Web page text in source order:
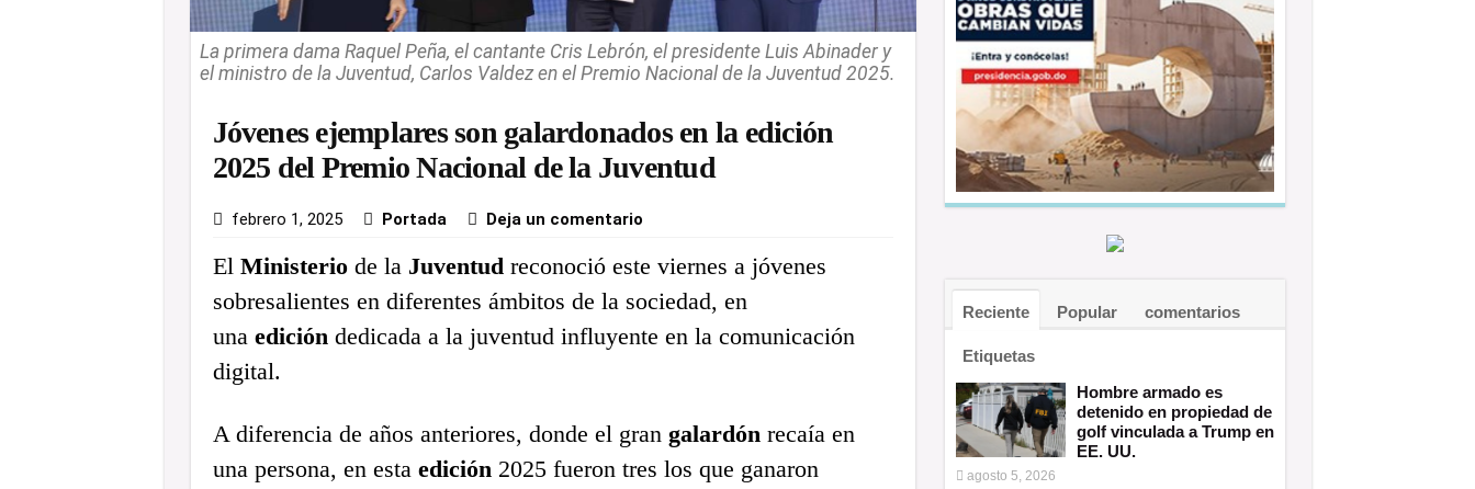
La primera dama Raquel Peña, el cantante Cris Lebrón, el presidente Luis Abinader y
el ministro de la Juventud, Carlos Valdez en el Premio Nacional de la Juventud 2025.
Jóvenes ejemplares son galardonados en la edición
2025 del Premio Nacional de la Juventud
febrero 1, 2025 Portada Deja un comentario
El Ministeriode la Juventudreconoció este viernes a jóvenes
sobresalientes en diferentes ámbitos de la sociedad, en
una edicióndedicada a la juventud influyente en la comunicación
digital.
A diferencia de años anteriores, donde el gran galardónrecaía en
una persona, en esta edición2025 fueron tres los que ganaron
Reciente Popular comentarios
Etiquetas
Hombre armado es
detenido en propiedad de
golf vinculada a Trump en
EE. UU.
agosto 5, 2026